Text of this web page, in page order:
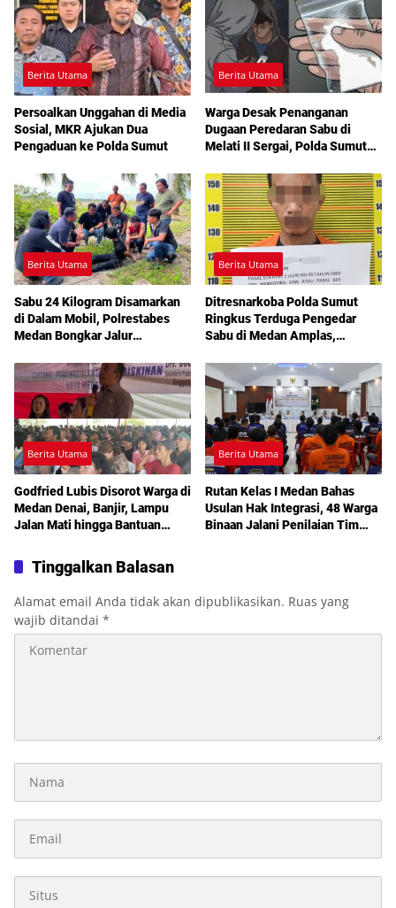
Berita Utama
Persoalkan Unggahan di Media
Sosial, MKR Ajukan Dua
Pengaduan ke Polda Sumut
Berita Utama
Warga Desak Penanganan
Dugaan Peredaran Sabu di
Melati II Sergai, Polda Sumut
Berita Utama
Sabu 24 Kilogram Disamarkan
di Dalam Mobil, Polrestabes
Medan Bongkar Jalur
Berita Utama
Ditresnarkoba Polda Sumut
Ringkus Terduga Pengedar
Sabu di Medan Amplas,
Berita Utama
Godfried Lubis Disorot Warga di
Medan Denai, Banjir, Lampu
Jalan Mati hingga Bantuan
Sosperda Kemiskinan
Berita Utama
Rutan Kelas I Medan Bahas
Usulan Hak Integrasi, 48 Warga
Binaan Jalani Penilaian Tim
Tinggalkan Balasan
Alamat email Anda tidak akan dipublikasikan. Ruas yang
wajib ditandai *